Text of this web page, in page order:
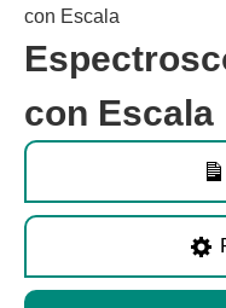
con Escala
con Escala